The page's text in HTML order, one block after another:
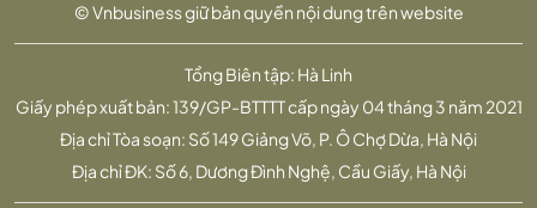
Tổng Biên tập: Hà Linh
Giấy phép xuất bản: 139/GP-BTTTT cấp ngày 04 tháng 3 năm 2021
Địa chỉ Tòa soạn: Số 149 Giảng Võ, P. Ô Chợ Dừa, Hà Nội
Địa chỉ ĐK: Số 6, Dương Đình Nghệ, Cầu Giấy, Hà Nội
© Vnbusiness giữ bản quyền nội dung trên website